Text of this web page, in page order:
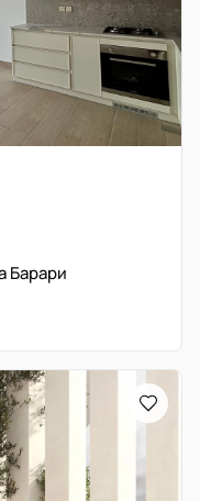
Барари